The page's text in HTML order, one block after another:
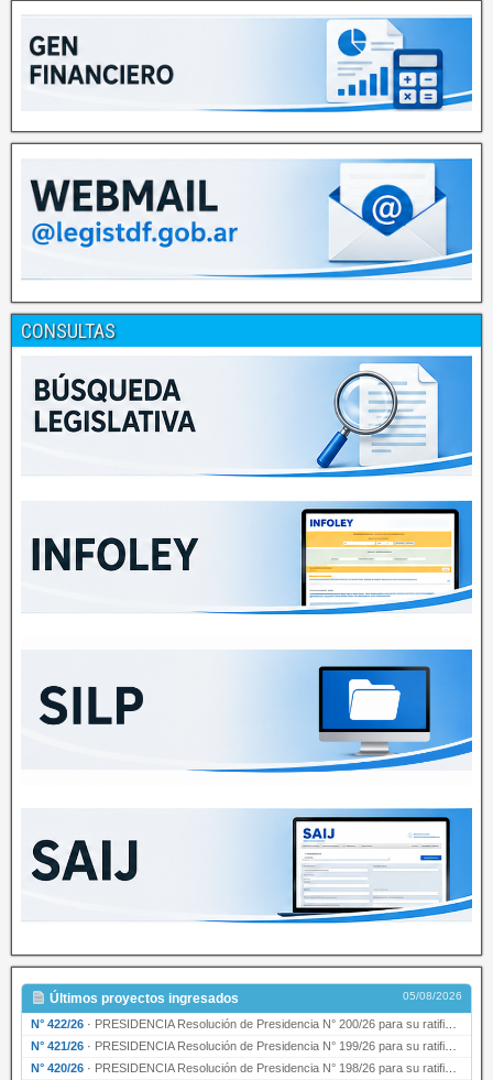
CONSULTAS
Últimos proyectos ingresados 05/08/2026
N° 422/26 · PRESIDENCIA Resolución de Presidencia N° 200/26 para su ratificación.
N° 421/26 · PRESIDENCIA Resolución de Presidencia N° 199/26 para su ratificación.
N° 420/26 · PRESIDENCIA Resolución de Presidencia N° 198/26 para su ratificación.